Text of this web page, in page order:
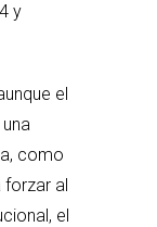
y
el
como
forzar al
el